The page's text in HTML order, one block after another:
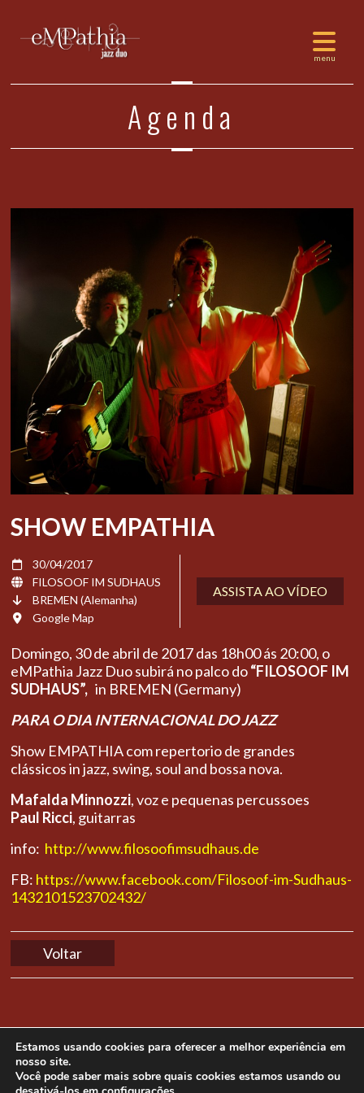
Agenda
SHOW EMPATHIA
30/04/2017
FILOSOOF IM SUDHAUS
BREMEN (Alemanha)
Google Map
ASSISTA AO VÍDEO
Domingo, 30 de abril de 2017 das 18h00 ás 20:00, o
eMPathia Jazz Duo subirá no palco do“FILOSOOF IM
SUDHAUS”, in BREMEN (Germany)
PARA O DIA INTERNACIONAL DO JAZZ
Show EMPATHIA com repertorio de grandes
clássicos in jazz, swing, soul and bossa nova.
Mafalda Minnozzi, voz e pequenas percussoes
Paul Ricci, guitarras
info: http://www.filosoofimsudhaus.de
FB: https://www.facebook.com/Filosoof-im-Sudhaus-
1432101523702432/
Voltar
Copyright © 2014 Mama Produções. All rights
Estamos usando cookies para oferecer a melhor experiência em
nosso site.
Você pode saber mais sobre quais cookies estamos usando ou